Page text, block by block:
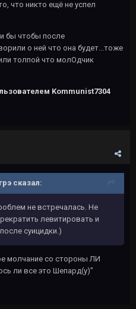
что никто ещё не успел
бы чтобы после
о ней что она будет...тоже
толпой что молОдчик
Kommunist7304
сказал:
не встречалась. Не
левитировать и
суицидки.)
молчание со стороны ЛИ
ли все это Шепард(у)"